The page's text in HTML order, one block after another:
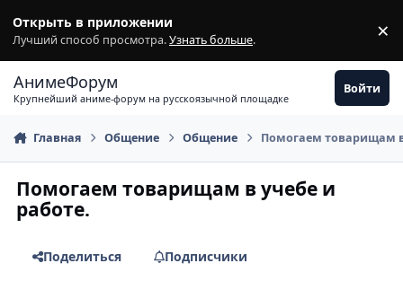
Открыть в приложении
Лучший способ просмотра.Узнать больше. ×
АнимеФорум
Крупнейший аниме-форум на русскоязычной площадке
Войти
Главная Общение Общение Помогаем товарищам
Помогаем товарищам в учебе и
работе.
Поделиться Подписчики